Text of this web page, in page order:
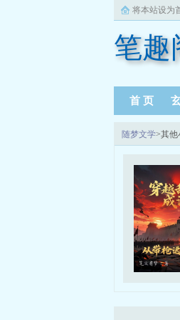
将本站设为
笔趣
首 页
随梦文学>其他